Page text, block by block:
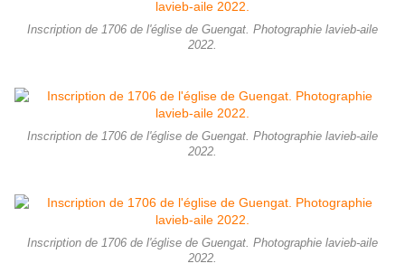
Inscription de 1706 de l'église de Guengat. Photographie lavieb-aile
2022.
Inscription de 1706 de l'église de Guengat. Photographie lavieb-aile
2022.
Inscription de 1706 de l'église de Guengat. Photographie lavieb-aile
2022.